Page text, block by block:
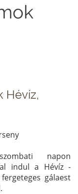
Hévíz,
napon
indul a Hévíz -
gálaest